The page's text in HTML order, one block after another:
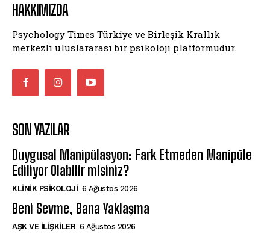
HAKKIMIZDA
Psychology Times Türkiye ve Birleşik Krallık
merkezli uluslararası bir psikoloji platformudur.
SON YAZILAR
Duygusal Manipülasyon: Fark Etmeden Manipüle
Ediliyor Olabilir misiniz?
KLINIK PSIKOLOJI 6 Ağustos 2026
Beni Sevme, Bana Yaklaşma
AŞK VE İLIŞKILER 6 Ağustos 2026